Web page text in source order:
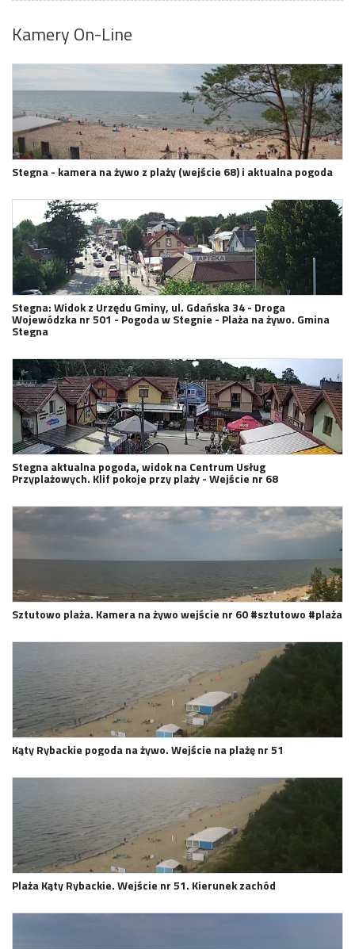
Kamery On-Line
Stegna - kamera na żywo z plaży (wejście 68) i aktualna pogoda
Stegna: Widok z Urzędu Gminy, ul. Gdańska 34 - Droga
Wojewódzka nr 501 - Pogoda w Stegnie - Plaża na żywo. Gmina
Stegna
Stegna aktualna pogoda, widok na Centrum Usług
Przyplażowych. Klif pokoje przy plaży - Wejście nr 68
Sztutowo plaża. Kamera na żywo wejście nr 60 #sztutowo #plaża
Kąty Rybackie pogoda na żywo. Wejście na plażę nr 51
Plaża Kąty Rybackie. Wejście nr 51. Kierunek zachód